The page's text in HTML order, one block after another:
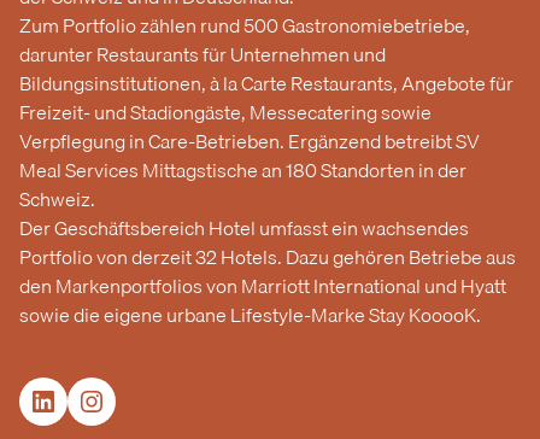
Zum Portfolio zählen rund 500 Gastronomiebetriebe,
darunter Restaurants für Unternehmen und
Bildungsinstitutionen, à la Carte Restaurants, Angebote für
Freizeit- und Stadiongäste, Messecatering sowie
Verpflegung in Care-Betrieben. Ergänzend betreibt SV
Meal Services Mittagstische an 180 Standorten in der
Schweiz.
Der Geschäftsbereich Hotel umfasst ein wachsendes
Portfolio von derzeit 32 Hotels. Dazu gehören Betriebe aus
den Markenportfolios von Marriott International und Hyatt
sowie die eigene urbane Lifestyle-Marke Stay KooooK.